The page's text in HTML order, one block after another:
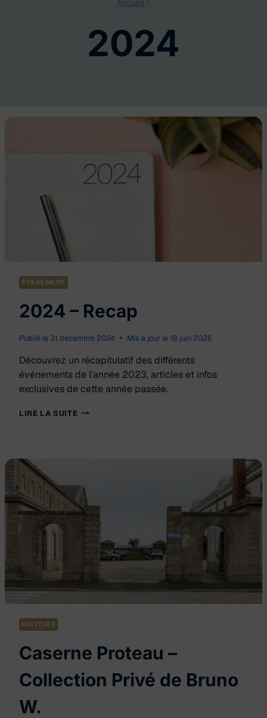
Accueil /
2024
ÉVÉNEMENT
2024 – Recap
Publié le 31 décembre 2024 Mis à jour le 18 juin 2026
Découvrez un récapitulatif des différents
événements de l’année 2023, articles et infos
exclusives de cette année passée.
LIRE LA SUITE 2024
HISTOIRE
Caserne Proteau –
Collection Privé de Bruno
W.